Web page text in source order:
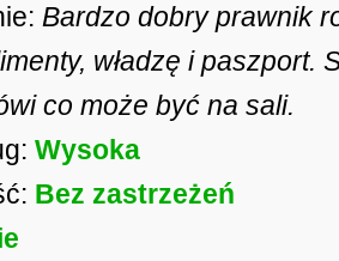
Bardzo dobry prawnik
władzę i paszport.
co może być na sali.
Wysoka
Bez zastrzeżeń